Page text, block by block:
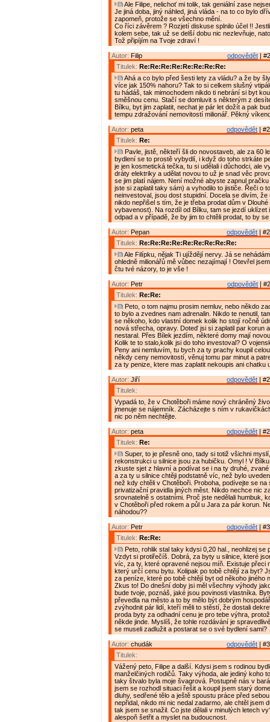
Ale Filipe, nelichoť mi tolik, tak geniální zase
Je jiná doba, jiný náhled, jiná vláda - na to co bylo
zapomeň, protože se všechno mění.
Co říci závěrem ? Rozjetí diskuse splnilo účel !!
kolem sebe, tak už se delší dobu nic nezlevňuje,
Tož připíjím na Tvoje zdraví !
odpovědět |
Autor: Filip
Titulek: Re:Re:Re:Re:Re:Re:Re:Re:
Ahá a co bylo před šesti lety za vládu? a že by
více jak 150% nahoru? Tak to si celkem slušný
tu hádáš, tak mimochodem nikdo ti nebrání si byt
směšnou cenu. Stačí se domluvit s některým z
Bílku, byt jim zaplatit, nechat je pár let dožít a pak
tempu zdražování nemovitostí milionář. Pěkný
odpovědět |
Autor: peta
Titulek: Re:
Pavle, jistě, někteří šli do novostaveb, ale za 60
bydlení se to prostě vybydlí, i když do toho strkáte
je jen kosmetická tečka, tu si udělali i důchodci, ale
dráty elektriky a udělat novou to už je snad věc
se jim platí nájem. Není možné abyste zapnul
jste si zaplatil taky sám) a vyhodilo to jističe. Řeči o
neinvestoval, jsou dost stupidní. Docela se divím, že
nikdo nepřišel s tím, že je třeba prodat dům v
vybavenost). Na rozdíl od Bílku, tam se jezdí uklízet
odpad a v případě, že by jim to chtěli prodat, to by
odpovědět |
Autor: Pepan
Titulek: Re:Re:Re:Re:Re:Re:Re:Re:Re:
Ale Filípku, nějak Ti ujíždějí nervy. Já se
ohledně milionářů mě vůbec nezajímají ! Otevřel
čtu tvé názory, to je vše !
odpovědět |
Autor: Petr
Titulek: Re:Re:
Peto, o tom najmu prosim nemluv, nebo někdo
to bylo a zvednes nam adrenalin. Nikdo te nenutil,
se někoho, kdo vlastní domek kolik ho stojí ročně
nová střecha, opravy. Doteď jsi si zaplatil par korun
nestaral. Přes Bílek jezdím, některé domy mají
Kolik te to stalo,kolik jsi do toho investoval? O
Peny ani nemluvím, tu bych za ty prachy koupil
někdy ceny nemovitostí, věnuj tomu par minut a
za ty penize, ktere mas zaplatit nekoupis ani chatku
odpovědět |
Autor: Jiří
Titulek:
Vypadá to, že v Chotěboři máme nový chráněný
jmenuje se nájemník. Zácházejte s ním v
nic po něm nechtějte.
odpovědět |
Autor: peta
Titulek: Re:
Super, to je přesně ono, tady si totiž všichni
rekonstrukci u silnice jsou za hubičku. Omyl ! V
zkuste sjet z hlavní a podívat se i na ty druhé,
a za ty u silnice chtěji podstatně víc, než bylo
než kdy chtěli v Chotěboři. Proboha, podívejte se na
privatizační pravidla jiných měst. Nikdo nechce nic
srovnatelně s ostatními. Proč jste nedělali humbuk,
v Chotěboři před rokem a půl u Jara za pár korun.
náhodou??
odpovědět |
Autor: Petr
Titulek: Re:Re:
Peto, rohlik stal taky kdysi 0,20 hal., neohlizej se
Vzdyt si protiřečíš. Dobrá, za byty u silnice, které
víc, za ty, které opravené nejsou míň. Existuje přeci
který určí cenu bytu. Kolipak po tobě chtějí za byt?
za peníze, které po tobě chtějí byt od někoho jiného
Zkus to! Do dnešní doby jsi měl všechny výhody
bude tvoje, poznáš, jaké jsou povinosti vlastníka.
převedla na město a to by mělo být dobrým
zvýhodnit pár lidí, kteří měli to stěstí, že dostali
proda byty za odhadní cenu je pro tebe výhra,
někde jinde. Myslíš, že tohle rozdávání je
se museli zadlužit a postarat se o své bydlení sami?
odpovědět |
Autor: chudák
Titulek:
Vážený peto, Filipe a další. Kdysi jsem s rodinou
manželčiných rodičů. Taky výhoda, ale jediný koho
taky štvalo byla moje švagrová. Postupně nás v
jsem se rozhodl situaci řešit a koupil jsem starý
dluhy, sedřené tělo a ještě spoustu práce před
nepřidal, nikdo mi nic nedal zadarmo, ale chtěl jsem
tak jsem se snažil. Co jste dělali v minulých letech
alespoň šetřit a myslet na budoucnost.